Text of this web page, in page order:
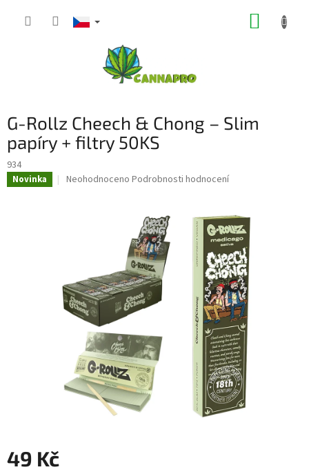
G-Rollz Cheech & Chong – Slim
papíry + filtry 50KS
934
Novinka
Průměrné
Neohodnoceno Podrobnosti hodnocení
49 Kč